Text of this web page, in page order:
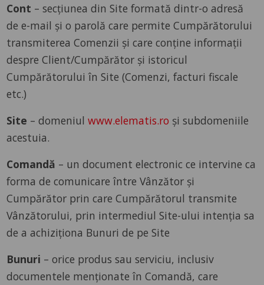
Cont – secțiunea din Site formată dintr-o adresă
de e-mail și o parolă care permite Cumpărătorului
transmiterea Comenzii și care conține informații
despre Client/Cumpărător și istoricul
Cumpărătorului în Site (Comenzi, facturi fiscale
etc.)
Site – domeniulwww.elematis.ro și subdomeniile
acestuia.
Comandă – un document electronic ce intervine ca
forma de comunicare între Vânzător și
Cumpărător prin care Cumpărătorul transmite
Vânzătorului, prin intermediul Site-ului intenția sa
de a achiziționa Bunuri de pe Site
Bunuri – orice produs sau serviciu, inclusiv
documentele menționate în Comandă, care